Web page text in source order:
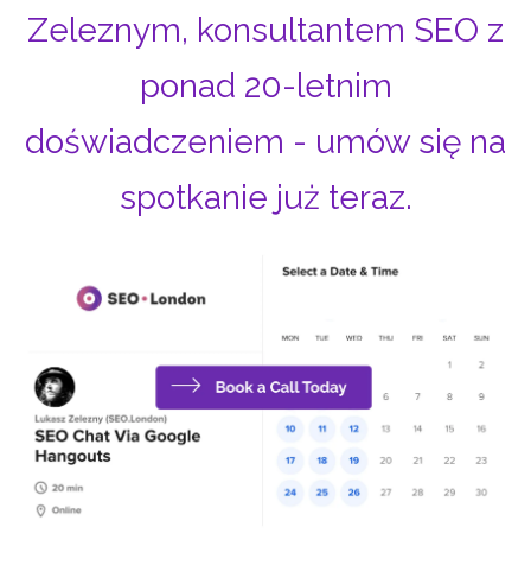
Zeleznym, konsultantem SEO z
ponad 20-letnim
doświadczeniem - umów się na
spotkanie już teraz.